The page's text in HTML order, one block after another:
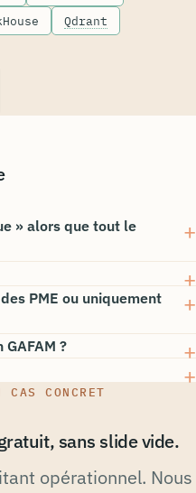
Qdrant
» alors que tout le
PME ou uniquement
?
CONCRET
sans slide vide.
opérationnel. Nous